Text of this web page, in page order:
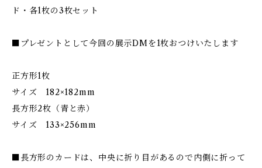
ド・各1枚の3枚セット
■プレゼントとして今回の展示DMを1枚おつけいたします
正方形1枚
サイズ 182×182mm
長方形2枚（青と赤）
サイズ 133×256mm
■長方形のカードは、中央に折り目があるので内側に折って